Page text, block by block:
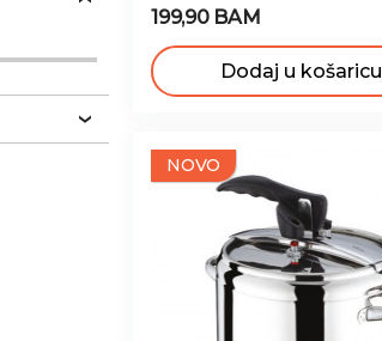
199,90 BAM
Dodaj u košaricu
NOVO